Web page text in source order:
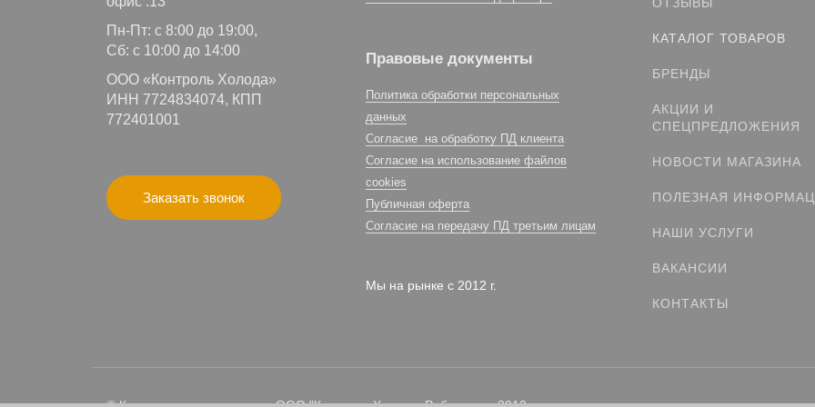
Пн-Пт: с 8:00 до 19:00,
Сб: с 10:00 до 14:00
ООО «Контроль Холода»
ИНН 7724834074, КПП
772401001
Заказать звонок
Правовые документы
Политика обработки персональных
данных
Согласие на обработку ПД клиента
Согласие на использование файлов
cookies
Публичная оферта
Согласие на передачу ПД третьим лицам
Мы на рынке с 2012 г.
КАТАЛОГ ТОВАРОВ
БРЕНДЫ
АКЦИИ И
СПЕЦПРЕДЛОЖЕНИЯ
НОВОСТИ МАГАЗИНА
ПОЛЕЗНАЯ
НАШИ УСЛУГИ
ВАКАНСИИ
КОНТАКТЫ